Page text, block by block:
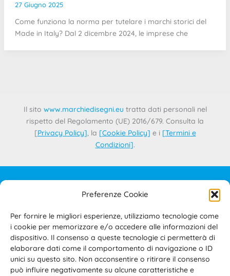
Preferenze Cookie
Per fornire le migliori esperienze, utilizziamo tecnologie come
i cookie per memorizzare e/o accedere alle informazioni del
dispositivo. Il consenso a queste tecnologie ci permetterà di
elaborare dati come il comportamento di navigazione o ID
unici su questo sito. Non acconsentire o ritirare il consenso
può influire negativamente su alcune caratteristiche e
27 Giugno 2025
Come funziona la norma per tutelare i marchi storici del
Made in Italy? Dal 2 dicembre 2024, le imprese che
Il sito www.marchiedisegni.eu tratta dati personali nel
rispetto del Regolamento (UE) 2016/679. Consulta la
[Privacy Policy], la [Cookie Policy] e i [Termini e
Condizioni].
IL PROGETTO
PRIVACY POLICY
COOKIE POLICY
TERMINI E CONDIZIONI D’USO DEL SITO E DELL’AREA
RISERVATA